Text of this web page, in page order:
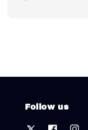
Follow us